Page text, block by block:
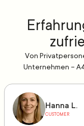
Von
Unternehmen –
Hanna L.
CUSTOMER